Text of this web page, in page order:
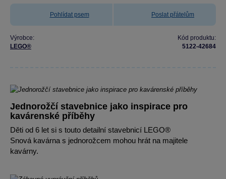
Pohlídat psem Poslat přátelům
Výrobce:
LEGO®
Kód produktu:
5122-42684
Jednorožčí stavebnice jako inspirace pro
kavárenské příběhy
Děti od 6 let si s touto detailní stavebnicí LEGO®
Snová kavárna s jednorožcem mohou hrát na majitele
kavárny.